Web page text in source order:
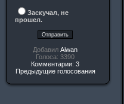
Заскучал, не
прошел.
Добавил Aiwan
Голоса: 3390
Комментарии: 3
Предыдущие голосования